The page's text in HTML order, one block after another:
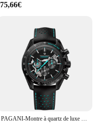
75,66€
PAGANI-Montre à quartz de luxe Moon Dark pour homme, montres pour homme, Modules, Seton dehors, chronographe, AR, verre saphir, montre-bracelet, nouveau, 2024